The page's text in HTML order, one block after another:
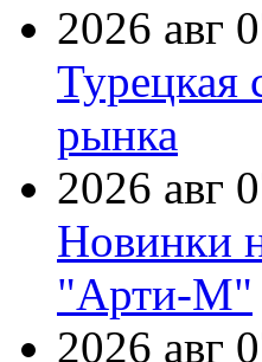
2026 авг
Турецкая
рынка
2026 авг
Новинки
"Арти-М"
2026 авг